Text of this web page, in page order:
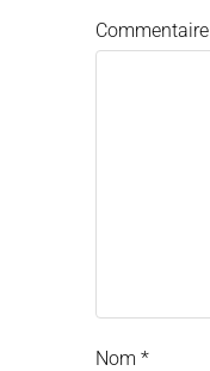
Commentaire
Nom *